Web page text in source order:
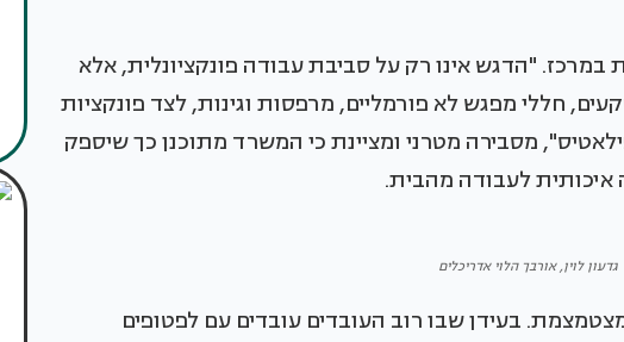
"הדגש אינו רק על סביבת עבודה פונקציונלית, אלא
חללי מפגש לא פורמליים, מרפסות וגינות, לצד פונקציות
מסבירה מטרני ומציינת כי המשרד מתוכנן כך שיספק
איכותית לעבודה מהבית.
גדעון לוין, אורבך הלוי אדריכלים
בעידן שבו רוב העובדים עובדים עם לפטופים